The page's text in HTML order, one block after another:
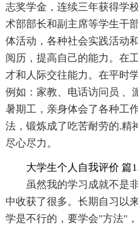
志奖学金，连续三年获得学
术部部长和副主席等学生干
体活动，各种社会实践活动
阅历，提高自己的能力。在
才和人际交往能力。在平时
例如：家教、电话访问员 、
暑期工，亲身体会了各种工
法，锻炼成了吃苦耐劳的.精
尽心尽力。
大学生个人自我评价 篇
虽然我的学习成就不是
中收获了很多。长期自习以
学是不行的，要学会"方法"